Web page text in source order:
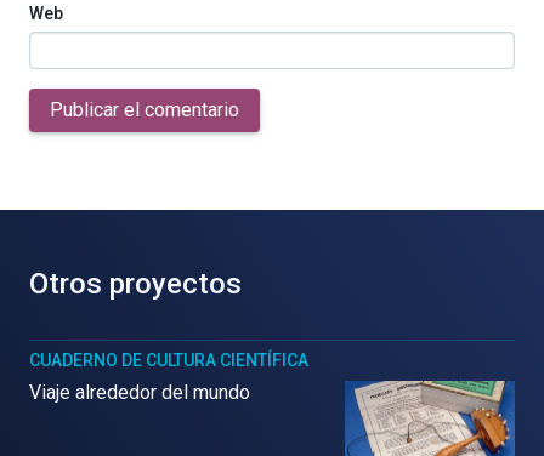
Web
Publicar el comentario
Otros proyectos
CUADERNO DE CULTURA CIENTÍFICA
Viaje alrededor del mundo